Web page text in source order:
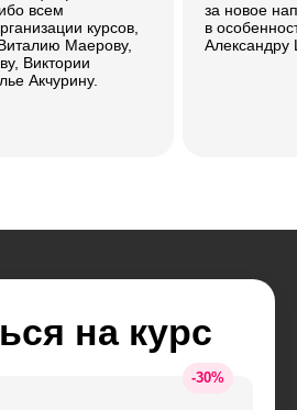
за новое
в
Александру
всем
курсов,
Маерову,
Виктории
Акчурину.
на курс
-30%